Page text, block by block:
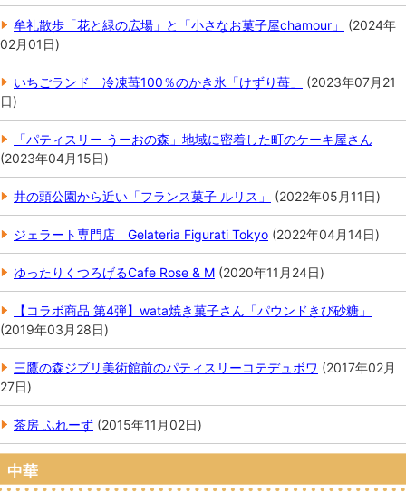
牟礼散歩「花と緑の広場」と「小さなお菓子屋chamour」 (2024年
02月01日)
いちごランド 冷凍苺100％のかき氷「けずり苺」 (2023年07月21
日)
「パティスリー うーおの森」地域に密着した町のケーキ屋さん
(2023年04月15日)
井の頭公園から近い「フランス菓子 ルリス」 (2022年05月11日)
ジェラート専門店 Gelateria Figurati Tokyo (2022年04月14日)
ゆったりくつろげるCafe Rose & M (2020年11月24日)
【コラボ商品 第4弾】wata焼き菓子さん「パウンドきび砂糖」
(2019年03月28日)
三鷹の森ジブリ美術館前のパティスリーコテデュボワ (2017年02月
27日)
茶房 ふれーず (2015年11月02日)
中華